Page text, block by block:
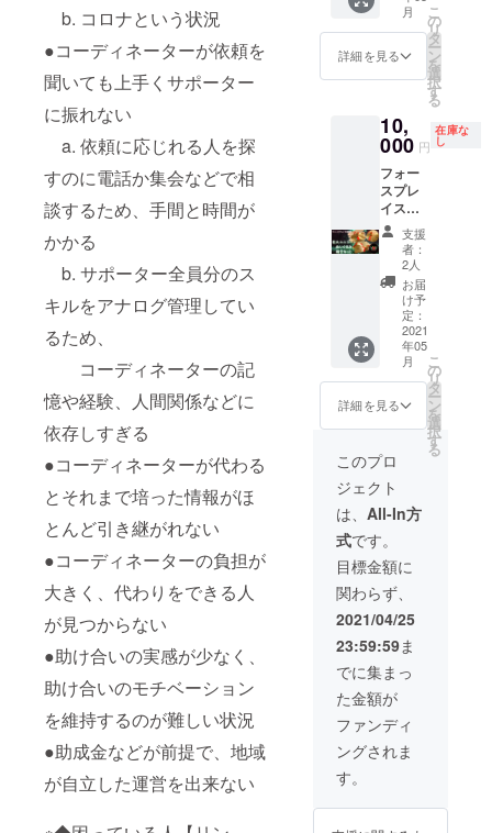
b. コロナという状況
●コーディネーターが依頼を
聞いても上手くサポーター
に振れない
a. 依頼に応じれる人を探
すのに電話か集会などで相
談するため、手間と時間が
かかる
b. サポーター全員分のス
キルをアナログ管理してい
るため、
コーディネーターの記
憶や経験、人間関係などに
依存しすぎる
●コーディネーターが代わる
とそれまで培った情報がほ
とんど引き継がれない
●コーディネーターの負担が
大きく、代わりをできる人
が見つからない
●助け合いの実感が少なく、
助け合いのモチベーション
を維持するのが難しい状況
●助成金などが前提で、地域
が自立した運営を出来ない
一般社
団法人
コミュ
ニケー
ション
シェン
ト協会
のHPを
ご参照
くださ
い。 ※
応援者
の江田
さんは
こちら
の代表
理事で
す。
https://
www.cq
a.or.jp/
※リター
申し込
み準備
スケ
ジュー
ル調整
させて
頂きま
す。 申
込が多
くなっ
た場合
は、調
整日程
が遅く
なる場
合がご
ざいま
すので
い。 ※
チケッ
の福祉
従事者
て」
「支援
プのた
めの
チーム
づく
り」
「理念
と私」
◆依頼
可能な
講演内
容 ・人
権 ・共
生社
会、共
生のま
ちづく
り ・組
織作
り、
チーム
作り ・
福祉従
事者の
基礎、
役割 ・
福祉法
人経
営、運
営 ・採
用 ・サ
ポート
ブック
・子ど
も中心
の連携
・家族
支援 ◆
グッド
でもく
もくと
こなす
のに向
性。 会
話性：
低い 交
流性：
低い 会
話性が
高くな
ると、
人と話
したく
なる傾
向にあ
りま
す。 交
流性が
と、一
人でい
寂しく
なりま
す。 ◆
リー
ダー
シップ
をとっ
て、ど
んどん
突き進
むのに
向いて
いる個
性。 創
造性：
高い 尊
重性：
低い 幸
造性が
www.fa
cebook.
com/sh
okushie
n/ ↓こ
（施
設・事
業所口
コミサ
イト）
https://z
enconr
en.jp/ ※
講演内
容や日
程に、
どのよ
うな依
頼にし
たいか
にご相
談下さ
遠方の
場合は
ZOOM
の活用
など要
相談。
場合に
よって
はお受
けでき
ない場
合もご
ざいま
すの
で、ご
了承く
ださ
い。閉
頼チ
や、組
織の人
分析を
行うこ
す。 た
だし、
これは
能力を
可視化
するも
のでは
ありま
せん。
何に対
してス
トレス
を強く
感じ、
何に対
トレス
を感じ
のか。
例えば
◆一人
でもく
もくと
仕事を
こなす
のに向
いてい
る個
性。 会
話性：
低い 交
流性：
低い 会
話性が
高くな
ると、
なる傾
し、広
告とし
るか心
配な方
メッ
セージ
でご相
談くだ
さい。
広告に
使うバ
ナーな
どに関
して
は、ご
希望が
無けれ
ばこち
らでご
せて頂
きま
告の位
置につ
きまし
ては、
画像を
参照く
ださ
い。 ※
開発中
画面の
為、実
際の画
面とは
異なる
場合が
ござい
ます。
きま
す。 ・
ご連絡
応させ
て頂き
・打合
せ後
に、ご
依頼を
受けて
から1週
間弱の
お時間
を頂き
ますの
で、ご
了承く
い。 ※
公序良
するよ
うな依
頼につ
いては
できま
せんの
で、ご
了承く
ださ
い。 ※
依頼可
能か心
配な場
合は、
事前に
ご相談
下さ
ラウド
ンを作
成して
みては
動物系
のイラ
スト例
はこち
ら↓
https://
nanami
nlabo.c
om/ani
mal/ 似
顔絵系
イラス
ト例は
コチラ↓
https://
nanami
nlabo.c
om/cha
ご依頼
・クラ
ウド
ファン
ディン
グが完
了し次
第、順
次メー
ご連絡
させて
頂きま
す。 ・
ご連絡
がつき
ました
て頂き
ます。
です。
通常価
格約2万
円分の
様々な
ムを
セット
にして
いま
す。 宝
箱に入
れてお
け！！
少しだ
け中身
のご紹
介をす
ると、
写真に
ある羽
ペンと
ていま
す。 他
にもリ
ング、
懐中時
計、そ
の他雑
貨類な
どなど♪
限定1個
ですの
で、お
早めに
ご検討
下さい♪
フォー
スプレ
イスさ
チェッ
クして
月
詳細を見る
こ
の
リ
タ
ー
ン
を
選
択
す
る
10,
000 円
在庫な
し
フォー
スプレ
イスさ
んより
協賛頂
いた、
ふかふ
かの親
子ユニ
コーン
人形
セット
です。
ママユ
ニコー
ン：130
㎝ こど
もユニ
コー
ン：40
㎝ ママ
ユニ
コーン
は結構
胴長で
すが、
抱き枕
やクッ
ション
にもな
りま
す。 か
なり長
いた
んでの
支援
者：
2人
お届
け予
定：
2021
年05
月
詳細を見る
こ
の
リ
タ
ー
ン
を
選
択
す
る
このプロ
ジェクト
は、 All-In方
式です。
目標金額に
関わらず、
2021/04/25
23:59:59ま
でに集まっ
た金額が
ファンディ
ングされま
す。